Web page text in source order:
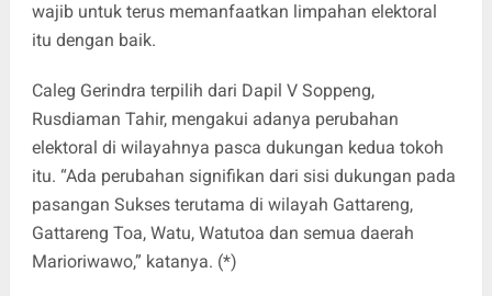
wajib untuk terus memanfaatkan limpahan elektoral
itu dengan baik.
Caleg Gerindra terpilih dari Dapil V Soppeng,
Rusdiaman Tahir, mengakui adanya perubahan
elektoral di wilayahnya pasca dukungan kedua tokoh
itu. “Ada perubahan signifikan dari sisi dukungan pada
pasangan Sukses terutama di wilayah Gattareng,
Gattareng Toa, Watu, Watutoa dan semua daerah
Marioriwawo,” katanya. (*)